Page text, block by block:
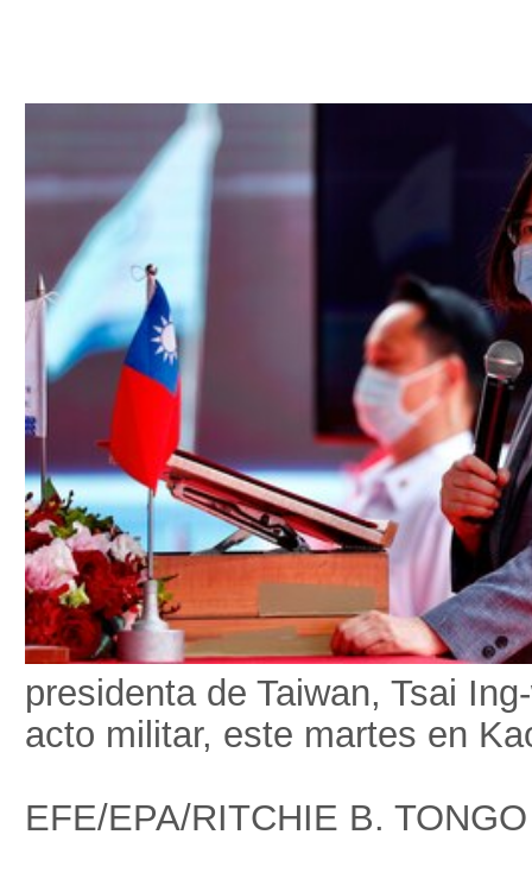
presidenta de Taiwan, Tsai
acto militar, este martes en
EFE/EPA/RITCHIE B. TONGO